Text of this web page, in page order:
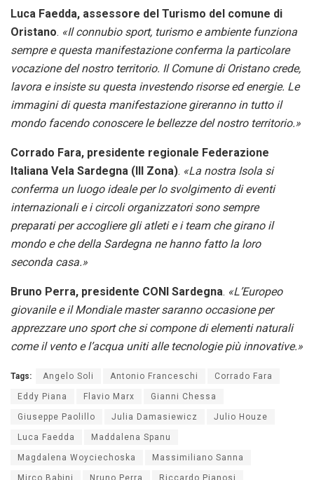
Luca Faedda, assessore del Turismo del comune di
Oristano. «Il connubio sport, turismo e ambiente funziona
sempre e questa manifestazione conferma la particolare
vocazione del nostro territorio. Il Comune di Oristano crede,
lavora e insiste su questa investendo risorse ed energie. Le
immagini di questa manifestazione gireranno in tutto il
mondo facendo conoscere le bellezze del nostro territorio.»
Corrado Fara, presidente regionale Federazione
Italiana Vela Sardegna (III Zona). «La nostra Isola si
conferma un luogo ideale per lo svolgimento di eventi
internazionali e i circoli organizzatori sono sempre
preparati per accogliere gli atleti e i team che girano il
mondo e che della Sardegna ne hanno fatto la loro
seconda casa.»
Bruno Perra, presidente CONI Sardegna. «L’Europeo
giovanile e il Mondiale master saranno occasione per
apprezzare uno sport che si compone di elementi naturali
come il vento e l’acqua uniti alle tecnologie più innovative.»
Tags: Angelo Soli Antonio Franceschi Corrado Fara
Eddy Piana Flavio Marx Gianni Chessa
Giuseppe Paolillo Julia Damasiewicz Julio Houze
Luca Faedda Maddalena Spanu
Magdalena Woyciechoska Massimiliano Sanna
Mirco Babini Nruno Perra Riccardo Pianosi